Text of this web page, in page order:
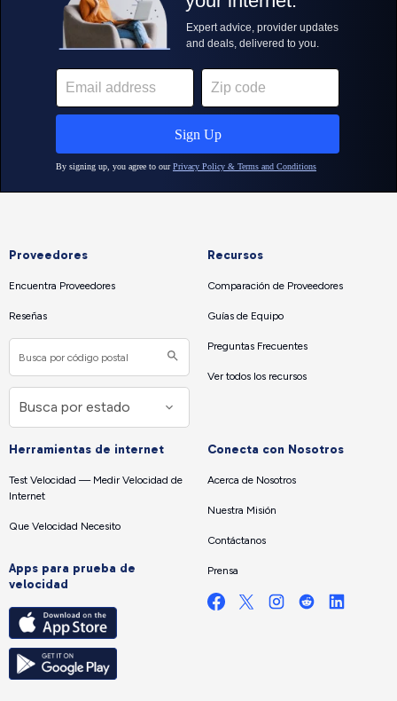
Proveedores
Encuentra Proveedores
Reseñas
Recursos
Comparación de Proveedores
Guías de Equipo
Preguntas Frecuentes
Ver todos los recursos
Herramientas de internet
Test Velocidad — Medir Velocidad de
Internet
Que Velocidad Necesito
Apps para prueba de
velocidad
Conecta con Nosotros
Acerca de Nosotros
Nuestra Misión
Contáctanos
Prensa